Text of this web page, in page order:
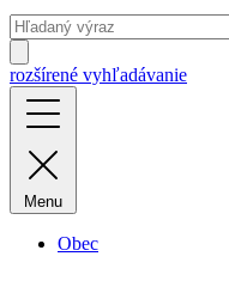
rozšírené vyhľadávanie
Menu
Obec